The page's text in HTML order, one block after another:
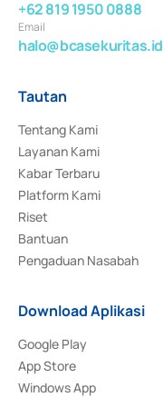
+62 819 1950 0888
Email
halo@bcasekuritas.id
Tautan
Tentang Kami
Layanan Kami
Kabar Terbaru
Platform Kami
Riset
Bantuan
Pengaduan Nasabah
Download Aplikasi
Google Play
App Store
Windows App